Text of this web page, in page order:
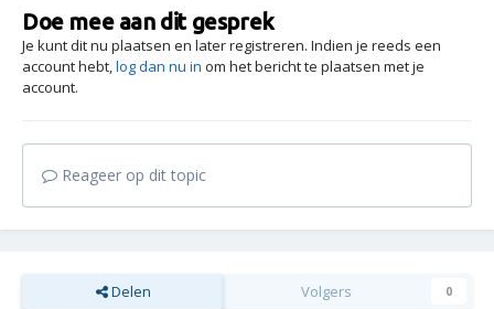
Doe mee aan dit gesprek
Je kunt dit nu plaatsen en later registreren. Indien je reeds een
account hebt,log dan nu in om het bericht te plaatsen met je
account.
Reageer op dit topic
Delen Volgers 0